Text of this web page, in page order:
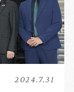
2024.7.31